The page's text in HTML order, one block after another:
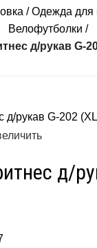
Одежда для
Велофутболки
д/рукав G-
д/